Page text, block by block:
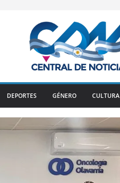
DEPORTES GÉNERO CULTURA